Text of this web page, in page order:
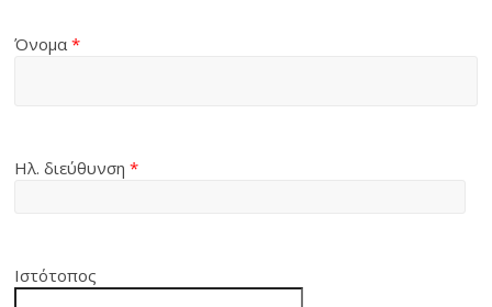
Όνομα*
Ηλ. διεύθυνση*
Ιστότοπος